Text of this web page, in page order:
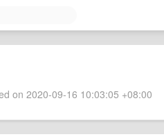
on 2020-09-16 10:03:05 +08:00